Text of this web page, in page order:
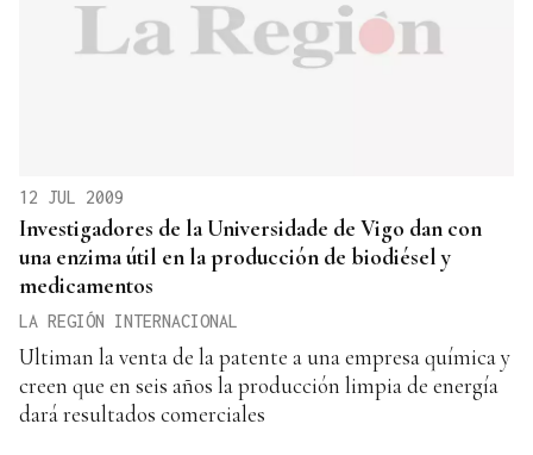
12 JUL 2009
Investigadores de la Universidade de Vigo dan con
una enzima útil en la producción de biodiésel y
medicamentos
LA REGIÓN INTERNACIONAL
Ultiman la venta de la patente a una empresa química y
creen que en seis años la producción limpia de energía
dará resultados comerciales